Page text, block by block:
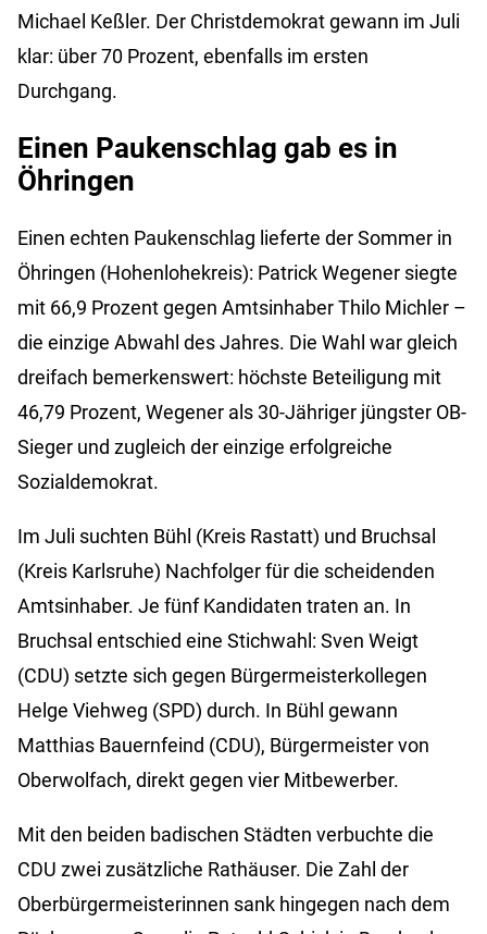
Michael Keßler. Der Christdemokrat gewann im Juli
klar: über 70 Prozent, ebenfalls im ersten
Durchgang.
Einen Paukenschlag gab es in
Öhringen
Einen echten Paukenschlag lieferte der Sommer in
Öhringen (Hohenlohekreis): Patrick Wegener siegte
mit 66,9 Prozent gegen Amtsinhaber Thilo Michler –
die einzige Abwahl des Jahres. Die Wahl war gleich
dreifach bemerkenswert: höchste Beteiligung mit
46,79 Prozent, Wegener als 30-Jähriger jüngster OB-
Sieger und zugleich der einzige erfolgreiche
Sozialdemokrat.
Im Juli suchten Bühl (Kreis Rastatt) und Bruchsal
(Kreis Karlsruhe) Nachfolger für die scheidenden
Amtsinhaber. Je fünf Kandidaten traten an. In
Bruchsal entschied eine Stichwahl: Sven Weigt
(CDU) setzte sich gegen Bürgermeisterkollegen
Helge Viehweg (SPD) durch. In Bühl gewann
Matthias Bauernfeind (CDU), Bürgermeister von
Oberwolfach, direkt gegen vier Mitbewerber.
Mit den beiden badischen Städten verbuchte die
CDU zwei zusätzliche Rathäuser. Die Zahl der
Oberbürgermeisterinnen sank hingegen nach dem